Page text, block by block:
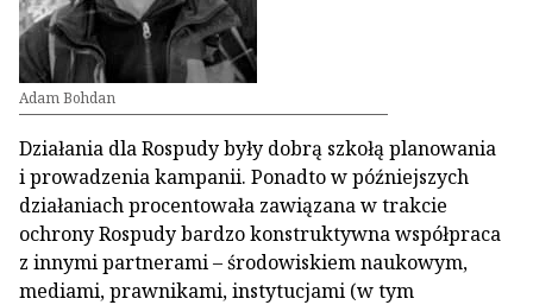
Adam Bohdan
Działania dla Rospudy były dobrą szkołą planowania
i prowadzenia kampanii. Ponadto w późniejszych
działaniach procentowała zawiązana w trakcie
ochrony Rospudy bardzo konstruktywna współpraca
z innymi partnerami – środowiskiem naukowym,
mediami, prawnikami, instytucjami (w tym